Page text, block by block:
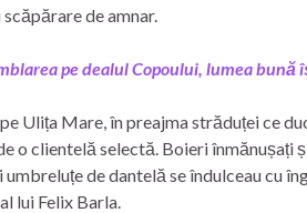
de amnar.
pe dealul Copoului, lumea
Ulița Mare, în preajma străduței ce
o clientelă selectă. Boieri
umbreluțe de dantelă se îndulceau cu
lui Felix Barla.